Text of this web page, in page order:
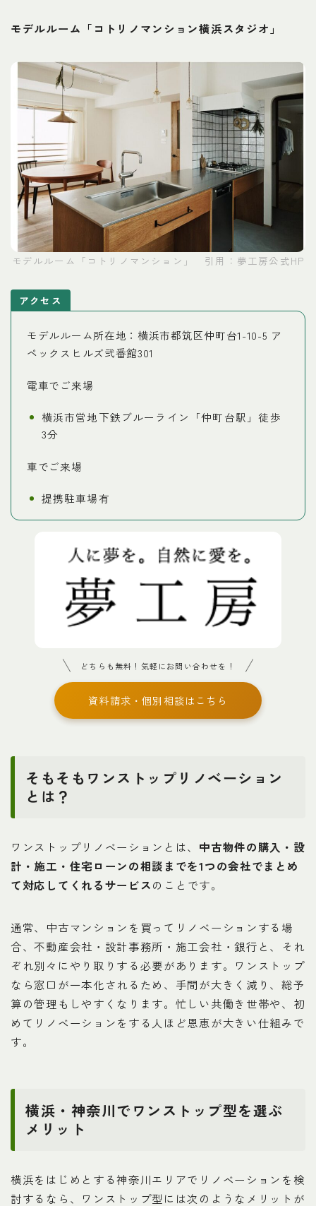
モデルルーム「コトリノマンション横浜スタジオ」
モデルルーム「コトリノマンション」 引用：夢工房公式HP
アクセス
モデルルーム所在地：横浜市都筑区仲町台1-10-5 ア
ペックスヒルズ弐番館301
電車でご来場
横浜市営地下鉄ブルーライン「仲町台駅」徒歩
3分
車でご来場
提携駐車場有
どちらも無料！気軽にお問い合わせを！
資料請求・個別相談はこちら
そもそもワンストップリノベーション
とは？
ワンストップリノベーションとは、 中古物件の購入・設
計・施工・住宅ローンの相談までを1つの会社でまとめ
て対応してくれるサービスのことです。
通常、中古マンションを買ってリノベーションする場
合、不動産会社・設計事務所・施工会社・銀行と、それ
ぞれ別々にやり取りする必要があります。ワンストップ
なら窓口が一本化されるため、手間が大きく減り、総予
算の管理もしやすくなります。忙しい共働き世帯や、初
めてリノベーションをする人ほど恩恵が大きい仕組みで
す。
横浜・神奈川でワンストップ型を選ぶ
メリット
横浜をはじめとする神奈川エリアでリノベーションを検
討するなら、ワンストップ型には次のようなメリットが